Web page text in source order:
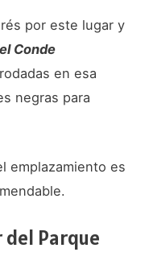
por este lugar y
Conde
en esa
negras para
emplazamiento es
del Parque